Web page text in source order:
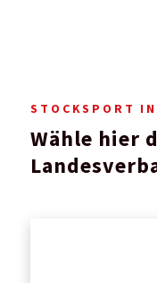
STOCKSPORT
Wähle hier